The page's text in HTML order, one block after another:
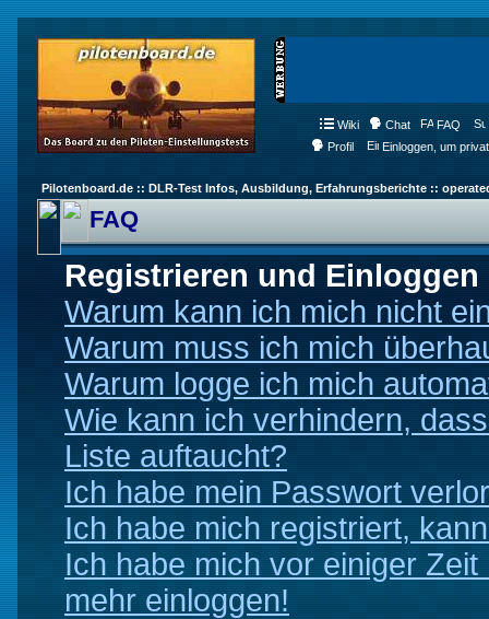
Wiki Chat FAQ
Profil
Einloggen, um
Pilotenboard.de :: DLR-Test Infos, Ausbildung, Erfahrungsberichte ::
FAQ
Registrieren und Einloggen
Warum kann ich mich nicht
Warum muss ich mich
Warum logge ich mich
Wie kann ich verhindern,
Liste auftaucht?
Ich habe mein Passwort
Ich habe mich registriert,
Ich habe mich vor einiger
mehr einloggen!